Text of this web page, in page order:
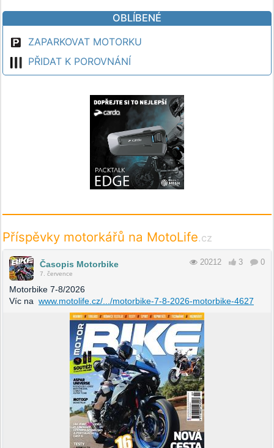
OBLÍBENÉ
ZAPARKOVAT MOTORKU
PŘIDAT K POROVNÁNÍ
Příspěvky motorkářů na MotoLife.cz
Časopis Motorbike
7. července
20212 3 0
Motorbike 7-8/2026
Víc na www.motolife.cz/.../motorbike-7-8-2026-motorbike-4627